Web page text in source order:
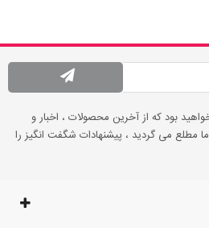
بود که از آخرین محصولات ، اخبار و
می گردید ، پیشنهادات شگفت انگیز را